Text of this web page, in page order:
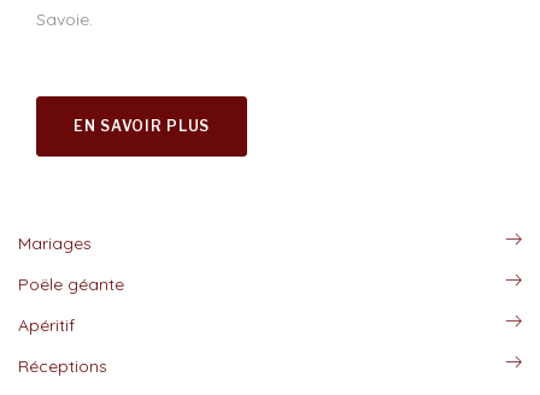
Savoie.
EN SAVOIR PLUS
Mariages
Poële géante
Apéritif
Réceptions